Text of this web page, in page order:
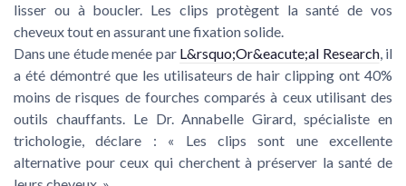
lisser ou à boucler. Les clips protègent la santé de vos
cheveux tout en assurant une fixation solide.
Dans une étude menée par L&rsquo;Or&eacute;al Research, il
a été démontré que les utilisateurs de hair clipping ont 40%
moins de risques de fourches comparés à ceux utilisant des
outils chauffants. Le Dr. Annabelle Girard, spécialiste en
trichologie, déclare : « Les clips sont une excellente
alternative pour ceux qui cherchent à préserver la santé de